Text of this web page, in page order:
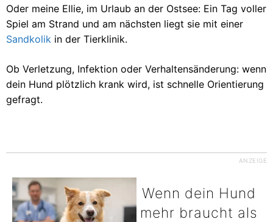
Oder meine Ellie, im Urlaub an der Ostsee: Ein Tag voller
Spiel am Strand und am nächsten liegt sie mit einer
Sandkolik in der Tierklinik.
Ob Verletzung, Infektion oder Verhaltensänderung: wenn
dein Hund plötzlich krank wird, ist schnelle Orientierung
gefragt.
ANZEIGE
Wenn dein Hund
mehr braucht als